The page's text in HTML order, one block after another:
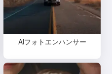
AIフォトエンハンサー